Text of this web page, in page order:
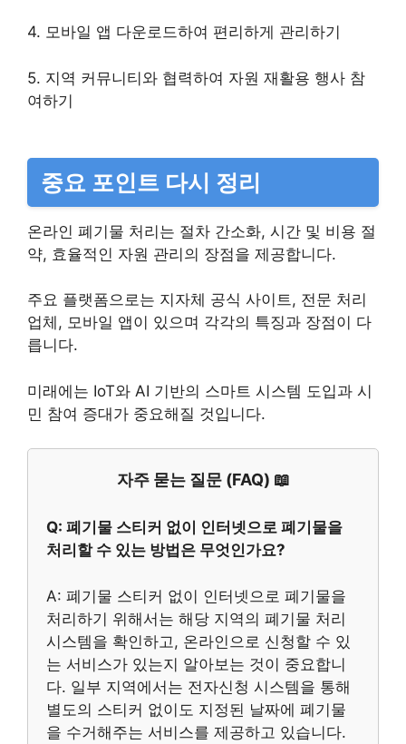
4. 모바일 앱 다운로드하여 편리하게 관리하기
5. 지역 커뮤니티와 협력하여 자원 재활용 행사 참
여하기
중요 포인트 다시 정리
온라인 폐기물 처리는 절차 간소화, 시간 및 비용 절
약, 효율적인 자원 관리의 장점을 제공합니다.
주요 플랫폼으로는 지자체 공식 사이트, 전문 처리
업체, 모바일 앱이 있으며 각각의 특징과 장점이 다
릅니다.
미래에는 IoT와 AI 기반의 스마트 시스템 도입과 시
민 참여 증대가 중요해질 것입니다.
자주 묻는 질문 (FAQ) 📖
Q: 폐기물 스티커 없이 인터넷으로 폐기물을
처리할 수 있는 방법은 무엇인가요?
A: 폐기물 스티커 없이 인터넷으로 폐기물을
처리하기 위해서는 해당 지역의 폐기물 처리
시스템을 확인하고, 온라인으로 신청할 수 있
는 서비스가 있는지 알아보는 것이 중요합니
다. 일부 지역에서는 전자신청 시스템을 통해
별도의 스티커 없이도 지정된 날짜에 폐기물
을 수거해주는 서비스를 제공하고 있습니다.